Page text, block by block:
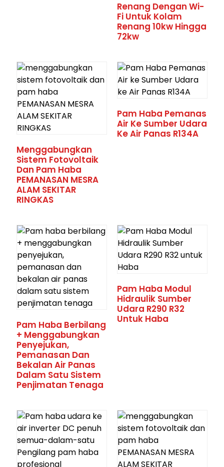
Renang Dengan Wi-
Fi Untuk Kolam
Renang 10kw Hingga
72kw
Menggabungkan
Sistem Fotovoltaik
Dan Pam Haba
PEMANASAN MESRA
ALAM SEKITAR
RINGKAS
Pam Haba Pemanas
Air Ke Sumber Udara
Ke Air Panas R134A
Pam Haba Berbilang
+ Menggabungkan
Penyejukan,
Pemanasan Dan
Bekalan Air Panas
Dalam Satu Sistem
Penjimatan Tenaga
Pam Haba Modul
Hidraulik Sumber
Udara R290 R32
Untuk Haba